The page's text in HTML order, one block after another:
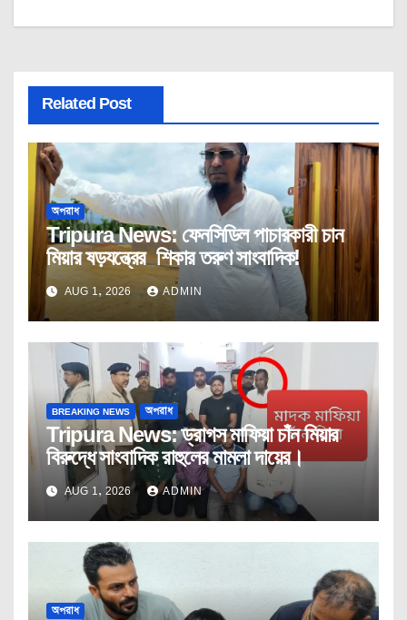
Related Post
অপরাধ
Tripura News: ফেনসিডিল পাচারকারী চান
মিয়ার ষড়যন্ত্রের শিকার তরুণ সাংবাদিক!
AUG 1, 2026 ADMIN
BREAKING NEWS অপরাধ
Tripura News: ড্রাগস মাফিয়া চাঁন মিয়ার
বিরুদ্ধে সাংবাদিক রাহুলের মামলা দায়ের।
AUG 1, 2026 ADMIN
অপরাধ